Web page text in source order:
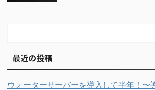
最近の投稿
ウォーターサーバーを導入して半年！〜